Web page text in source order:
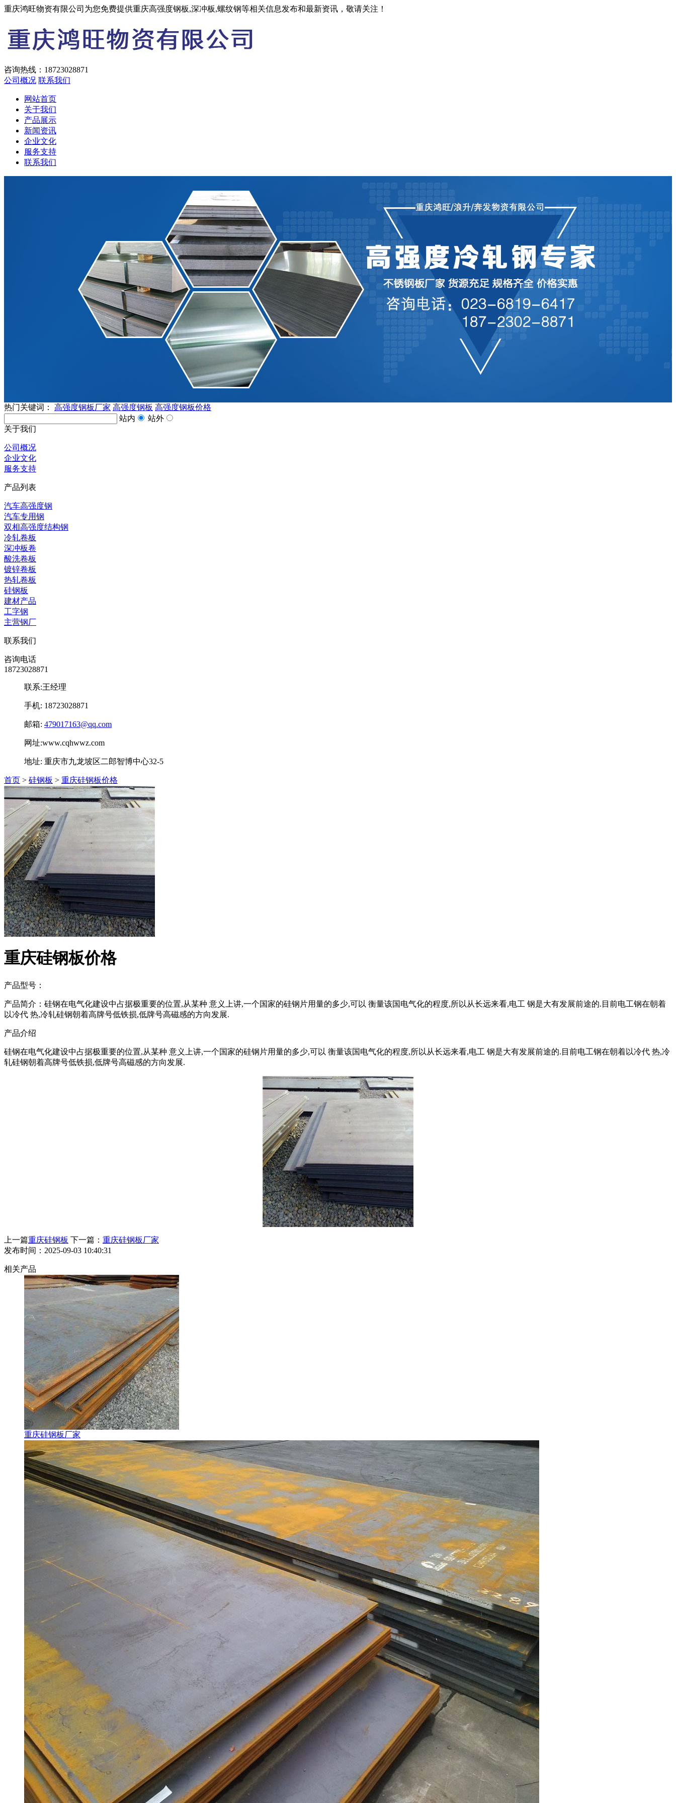
重庆鸿旺物资有限公司为您免费提供重庆高强度钢板,深冲板,螺纹钢等相关信息发布和最新资讯，敬请关注！
咨询热线： 18723028871
公司概况 联系我们
网站首页
关于我们
产品展示
新闻资讯
企业文化
服务支持
联系我们
热门关键词： 高强度钢板厂家 高强度钢板 高强度钢板价格
站内
站外
关于我们
公司概况
企业文化
服务支持
产品列表
汽车高强度钢
汽车专用钢
双相高强度结构钢
冷轧卷板
深冲板卷
酸洗卷板
镀锌卷板
热轧卷板
硅钢板
建材产品
工字钢
主营钢厂
联系我们
咨询电话
18723028871
联系:王经理
手机: 18723028871
邮箱: 479017163@qq.com
网址:www.cqhwwz.com
地址: 重庆市九龙坡区二郎智博中心32-5
首页 > 硅钢板 > 重庆硅钢板价格
重庆硅钢板价格
产品型号：
产品简介：硅钢在电气化建设中占据极重要的位置,从某种 意义上讲,一个国家的硅钢片用量的多少,可以 衡量该国电气化的程度,所以从长远来看,电工 钢是大有发展前途的.目前电工钢在朝着
以冷代 热,冷轧硅钢朝着高牌号低铁损,低牌号高磁感的方向发展.
产品介绍
硅钢在电气化建设中占据极重要的位置,从某种 意义上讲,一个国家的硅钢片用量的多少,可以 衡量该国电气化的程度,所以从长远来看,电工 钢是大有发展前途的.目前电工钢在朝着以冷代 热,冷
轧硅钢朝着高牌号低铁损,低牌号高磁感的方向发展.
上一篇重庆硅钢板 下一篇： 重庆硅钢板厂家
发布时间：2025-09-03 10:40:31
相关产品
重庆硅钢板厂家